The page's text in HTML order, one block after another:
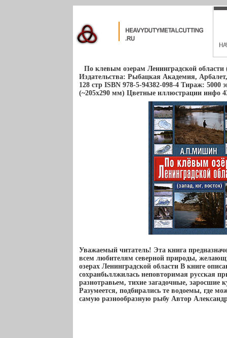
По клевым озерам Ленинградской области
Издательства: Рыбацкая Академия,
128 стр ISBN 978-5-94382-098-4 Тираж: 5000
(~205х290 мм) Цветные иллюстрации инфо
Уважаемый читатель! Эта книга
всем любителям северной природы,
озерах Ленинградской области В книге
сохранбьллжилась неповторимая русская
разнотравьем, тихие загадочные, заросшие
Разумеется, подбирались те водоемы, где
самую разнообразную рыбу Автор